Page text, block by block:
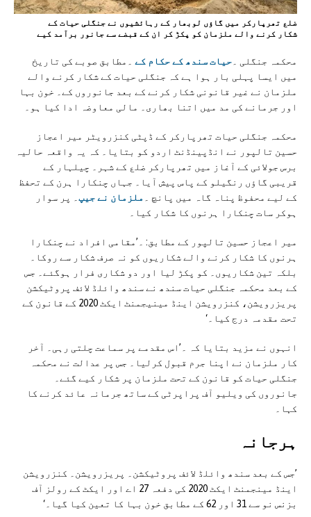
ضلع تھرپارکر میں گاؤں لوبھار کے رہائشیوں نے جنگلی حیات کے
شکار کرنے والے ملزمان کو پکڑ کر ان کے قبضے سے جانور برآمد کیے
محکمہ جنگلی ۔حیات سندھ کے حکام کے ۔مطابق صوبے کی تاریخ
میں ایسا پہلی بار ہوا ہے کہ جنگلی حیات کے شکار کرنے والے
ملزمان نے غیر قانونی شکار کرنے کے بعد جانوروں کے۔ خون بہا
اور جرمانے کی مد میں اتنا بھاری۔ مالی معاوضہ ادا کیا ہو۔
محکمہ جنگلی حیات تھرپارکر کے ڈپٹی کنزرویٹر میر اعجاز
حسین تالپور نے انڈپینڈنٹ اردو کو بتایا۔ کہ یہ واقعہ حالیہ
برس جولائی کے آغاز میں تھرپارکر ضلع کے شہر۔ چیلہار کے
قریبی گاؤں رنگیلو کے پاس پیش آیا۔ جہاں چنکارا ہرن کے تحفظ
کے لیے محفوظ پناہ گاہ میں پانچ ۔ ملزمان نے جیپ۔ پر سوار
ہوکر سات چنکارا ہرنوں کا شکار کیا۔
میر اعجاز حسین تالپور کے مطابق: ۔’مقامی افراد نے چنکارا
ہرنوں کا شکار کرنے والے شکاریوں کو نہ صرف شکار سے روکا۔
بلکہ تین شکاریوں۔ کو پکڑ لیا اور دو شکاری فرار ہوگئے۔ جس
کے بعد محکمہ جنگلی حیات سندھ نے سندھ وائلڈ لائف پروٹیکشن
پریزرویشن، کنزرویشن اینڈ مینیجمنٹ ایکٹ 2020 کے قانون کے
تحت مقدمہ درج کیا۔‘
انہوں نے مزید بتایا کہ ۔’اس مقدمے پر سماعت چلتی رہی۔ آخر
کار ملزمان نے اپنا جرم قبول کرلیا۔ جس پر عدالت نے محکمہ
جنگلی حیات کو قانون کے تحت ملزمان پر شکار کیے گئے۔
جانوروں کی ویلیو آف پراپرٹی کے ساتھ جرمانہ عائد کرنے کا
کہا۔
ہرجانہ
’جس کے بعد سندھ وائلڈ لائف پروٹیکشن۔ پریزرویشن۔ کنزرویشن
اینڈ مینجمنٹ ایکٹ 2020 کی دفعہ 27 اے اور ایکٹ کے رولز آف
بزنس نو سے 31 اور 62 کے مطابق خون بہا کا تعین کیا گیا۔‘